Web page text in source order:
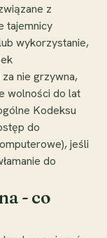
z
tajemnicy
wykorzystanie,
nie grzywna,
wolności do lat
Kodeksu
do
jeśli
do
- co